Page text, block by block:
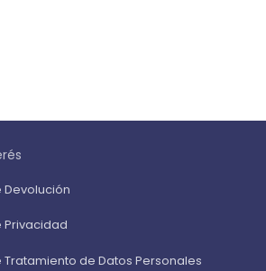
Devolución
Privacidad
Tratamiento de Datos Personales